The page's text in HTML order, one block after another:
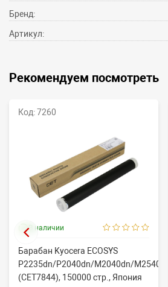
Бренд:
Артикул:
Рекомендуем посмотреть
Код: 7260
В наличии
Барабан Kyocera ECOSYS
P2235dn/P2040dn/M2040dn/M2540dw
(CET7844), 150000 стр., Япония